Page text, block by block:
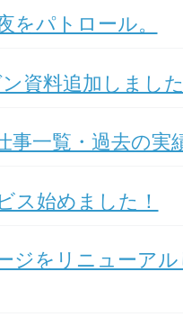
をパトロール。
資料追加しまし
事一覧・過去の実
ス始めました！
ジをリニューア